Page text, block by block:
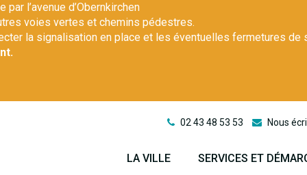
l’avenue d’Obernkirchen
voies vertes et chemins pédestres.
la signalisation en place et les éventuelles fermetures de
02 43 48 53 53 Nous
LA VILLE SERVICES ET